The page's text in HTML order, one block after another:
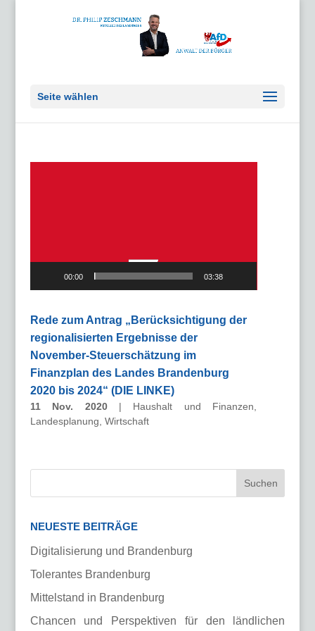
Seite wählen
00:00 03:38
Rede zum Antrag „Berücksichtigung der
regionalisierten Ergebnisse der
November-Steuerschätzung im
Finanzplan des Landes Brandenburg
2020 bis 2024“ (DIE LINKE)
11 Nov. 2020| Haushalt und Finanzen
Landesplanung Wirtschaft
NEUESTE BEITRÄGE
Digitalisierung und Brandenburg
Tolerantes Brandenburg
Mittelstand in Brandenburg
Chancen und Perspektiven für den ländlichen